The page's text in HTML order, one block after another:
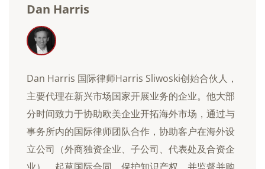
Dan Harris
Dan Harris 国际律师Harris Sliwoski创始合伙人，
主要代理在新兴市场国家开展业务的企业。他大部
分时间致力于协助欧美企业开拓海外市场，通过与
事务所内的国际律师团队合作，协助客户在海外设
立公司（外商独资企业、子公司、代表处及合资企